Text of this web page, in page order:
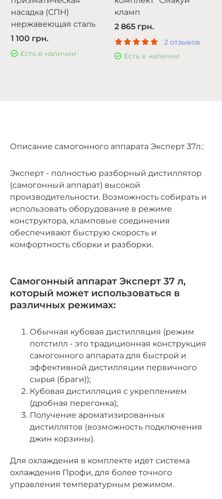
насадка (СПН)
нержавеющая сталь
1 100 грн.
Есть в наличии
кламп
2 865 грн.
2 отзывов
Есть в наличии
Описание самогонного аппарата Эксперт 37л.:
Эксперт - полностью разборный дистиллятор
(самогонный аппарат) высокой
производительности. Возможность собирать и
использовать оборудование в режиме
конструктора, кламповые соединения
обеспечивают быструю скорость и
комфортность сборки и разборки.
Самогонный аппарат Эксперт 37 л,
который может использоваться в
различных режимах:
Обычная кубовая дистилляция (режим
потстилл - это традиционная конструкция
самогонного аппарата для быстрой и
эффективной дистилляции первичного
сырья (браги));
Кубовая дистилляция с укреплением
(дробная перегонка);
Получение ароматизированных
дистиллятов (возможность подключения
джин корзины).
Для охлаждения в комплекте идет система
охлаждения Профи, для более точного
управления температурным режимом.